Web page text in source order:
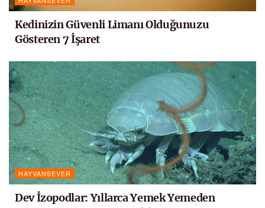
Kedinizin Güvenli Limanı Olduğunuzu
Gösteren 7 İşaret
HAYVANSEVER
Dev İzopodlar: Yıllarca Yemek Yemeden